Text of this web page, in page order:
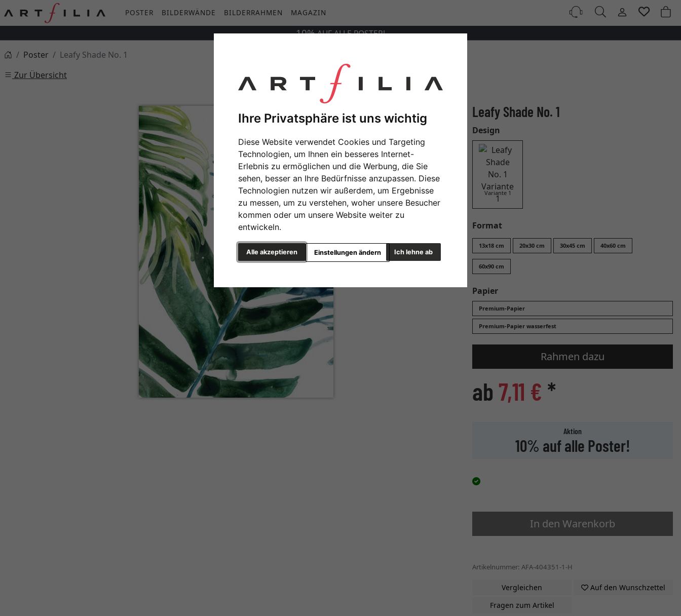
Ihre Privatsphäre ist uns wichtig
Diese Website verwendet Cookies und Targeting
Technologien, um Ihnen ein besseres Internet-
Erlebnis zu ermöglichen und die Werbung, die Sie
sehen, besser an Ihre Bedürfnisse anzupassen. Diese
Technologien nutzen wir außerdem, um Ergebnisse
zu messen, um zu verstehen, woher unsere Besucher
kommen oder um unsere Website weiter zu
entwickeln.
Alle akzeptieren Ich lehne ab
Einstellungen ändern
POSTER BILDERWÄNDE BILDERRAHMEN MAGAZIN
10%AUFALLEPOSTER!
Poster
Leafy Shade No. 1
Zur Übersicht
Leafy Shade No. 1
Design
Variante 1
Format
13x18 cm 20x30 cm 30x45 cm 40x60 cm
60x90 cm
Papier
Premium-Papier
Premium-Papier wasserfest
Rahmen dazu
ab 7,11 € *
Aktion
10% auf alle Poster!
In den Warenkorb
Artikelnummer: AFA-404351-1-H
Vergleichen
Auf den Wunschzettel
Fragen zum Artikel